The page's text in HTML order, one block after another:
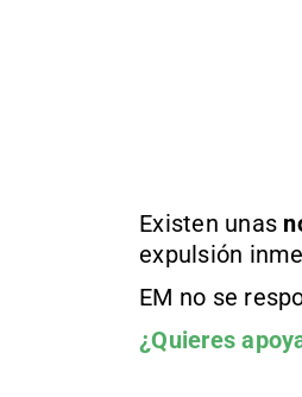
Existen unas
expulsión
EM no se
¿Quieres